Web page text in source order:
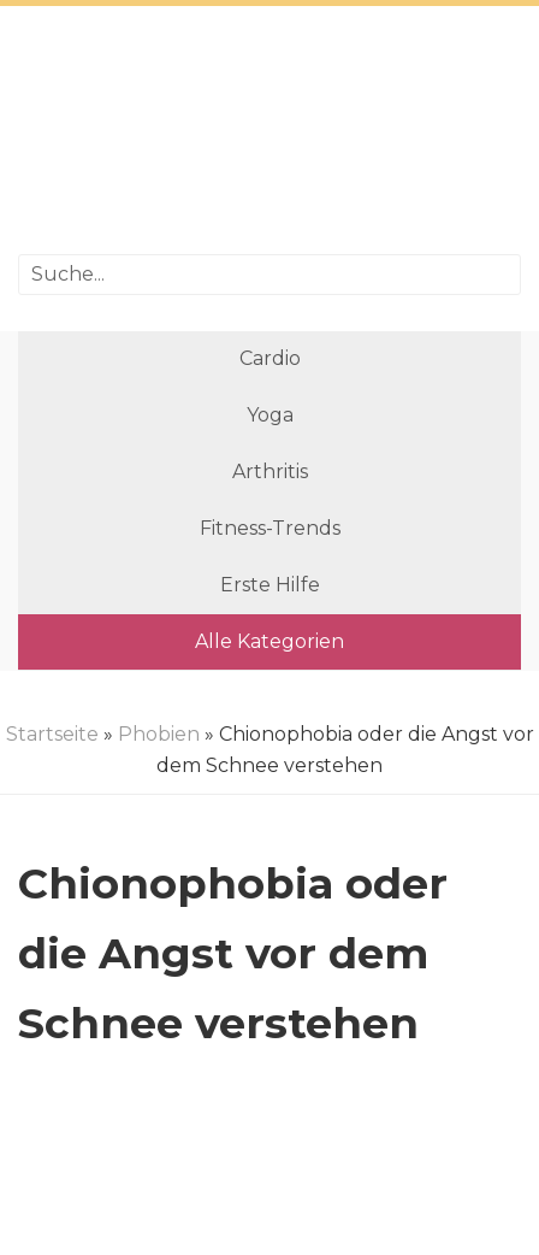
Cardio
Yoga
Arthritis
Fitness-Trends
Erste Hilfe
Alle Kategorien
Startseite » Phobien » Chionophobia oder die Angst vor
dem Schnee verstehen
Chionophobia oder
die Angst vor dem
Schnee verstehen